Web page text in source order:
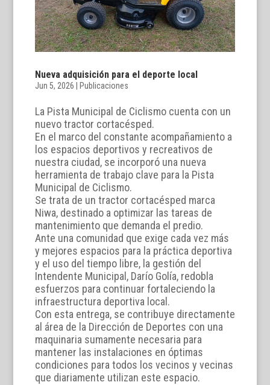
Nueva adquisición para el deporte local
Jun 5, 2026 Publicaciones
La Pista Municipal de Ciclismo cuenta con un
nuevo tractor cortacésped.
En el marco del constante acompañamiento a
los espacios deportivos y recreativos de
nuestra ciudad, se incorporó una nueva
herramienta de trabajo clave para la Pista
Municipal de Ciclismo.
Se trata de un tractor cortacésped marca
Niwa, destinado a optimizar las tareas de
mantenimiento que demanda el predio.
Ante una comunidad que exige cada vez más
y mejores espacios para la práctica deportiva
y el uso del tiempo libre, la gestión del
Intendente Municipal, Darío Golía, redobla
esfuerzos para continuar fortaleciendo la
infraestructura deportiva local.
Con esta entrega, se contribuye directamente
al área de la Dirección de Deportes con una
maquinaria sumamente necesaria para
mantener las instalaciones en óptimas
condiciones para todos los vecinos y vecinas
que diariamente utilizan este espacio.